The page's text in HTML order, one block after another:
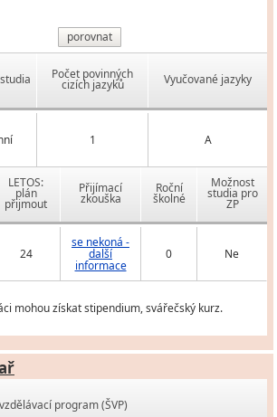
porovnat
Počet povinných
cizích jazyků Vyučované jazyky
1 A
LETOS:
plán
přijmout
Přijímací
zkouška
Roční
školné
Možnost
studia pro
ZP
24
se nekoná -
další
informace
0 Ne
mohou získat stipendium, svářečský kurz.
program (ŠVP)